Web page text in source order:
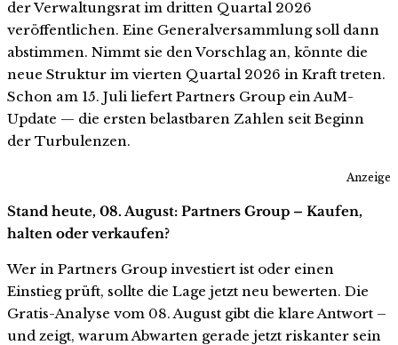
der Verwaltungsrat im dritten Quartal 2026
veröffentlichen. Eine Generalversammlung soll dann
abstimmen. Nimmt sie den Vorschlag an, könnte die
neue Struktur im vierten Quartal 2026 in Kraft treten.
Schon am 15. Juli liefert Partners Group ein AuM-
Update — die ersten belastbaren Zahlen seit Beginn
der Turbulenzen.
Anzeige
Stand heute, 08. August: Partners Group – Kaufen,
halten oder verkaufen?
Wer in Partners Group investiert ist oder einen
Einstieg prüft, sollte die Lage jetzt neu bewerten. Die
Gratis-Analyse vom 08. August gibt die klare Antwort –
und zeigt, warum Abwarten gerade jetzt riskanter sein